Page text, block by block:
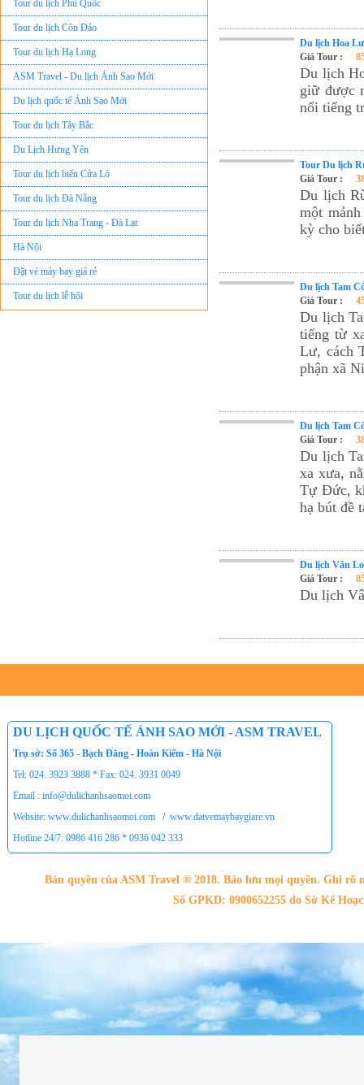
Tour du lịch Côn Đảo
Tour du lịch Hạ Long
ASM Travel - Du lịch Ánh Sao Mới
Du lịch quốc tế Ánh Sao Mới
Tour du lịch Tây Bắc
Du Lịch Hưng Yên
Tour du lịch biển Cửa Lò
Tour du lịch Đà Nẵng
Tour du lịch Nha Trang - Đà Lạt
Hà Nội
Đặt vé máy bay giá rẻ
Tour du lịch lễ hội
Tour du Lịch Hà Giang
Du lịch Hoa
Giá Tour :
Du lịch
giữ được
nổi tiếng
Tour Du lịch
Giá Tour :
Du lịch
một
kỳ cho
Du lịch Tam
Giá Tour :
Du lịch
tiếng từ
Lư, cách
phận xã
Du lịch Tam
Giá Tour :
Du lịch
xa xưa,
Tự Đức,
hạ bút đề
Du lịch Vân
Giá Tour :
Du lịch
DU LỊCH QUỐC TẾ ÁNH SAO MỚI - ASM TRAVEL
Trụ sở: Số 365 - Bạch Đằng - Hoàn Kiếm - Hà Nội
Tel: 024. 3923 3888 * Fax: 024. 3931 0049
Email : info@dulichanhsaomoi.com
Website: www.dulichanhsaomoi.com
/ www.datvemaybaygiare.vn
Hotline 24/7: 0986 416 286 * 0936 042 333
Bản quyền của ASM Travel ® 2018. Bảo lưu mọi quyền. Ghi
Số GPKD: 0900652255 do Sở Kế